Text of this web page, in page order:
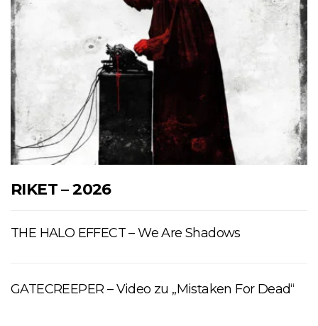
RIKET – 2026
THE HALO EFFECT – We Are Shadows
GATECREEPER – Video zu „Mistaken For Dead“